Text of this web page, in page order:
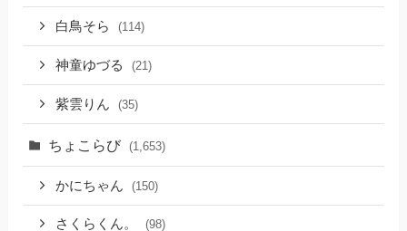
白鳥そら (114)
神童ゆづる (21)
紫雲りん (35)
ちょこらび (1,653)
かにちゃん (150)
さくらくん。 (98)